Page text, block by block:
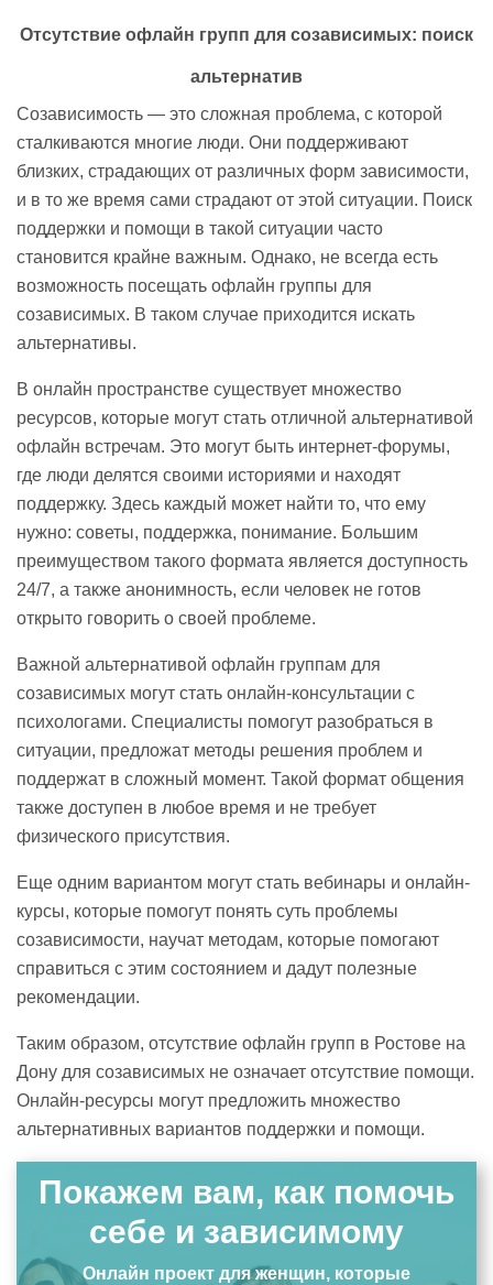
Отсутствие офлайн групп для созависимых: поиск
альтернатив
Созависимость — это сложная проблема, с которой
сталкиваются многие люди. Они поддерживают
близких, страдающих от различных форм зависимости,
и в то же время сами страдают от этой ситуации. Поиск
поддержки и помощи в такой ситуации часто
становится крайне важным. Однако, не всегда есть
возможность посещать офлайн группы для
созависимых. В таком случае приходится искать
альтернативы.
В онлайн пространстве существует множество
ресурсов, которые могут стать отличной альтернативой
офлайн встречам. Это могут быть интернет-форумы,
где люди делятся своими историями и находят
поддержку. Здесь каждый может найти то, что ему
нужно: советы, поддержка, понимание. Большим
преимуществом такого формата является доступность
24/7, а также анонимность, если человек не готов
открыто говорить о своей проблеме.
Важной альтернативой офлайн группам для
созависимых могут стать онлайн-консультации с
психологами. Специалисты помогут разобраться в
ситуации, предложат методы решения проблем и
поддержат в сложный момент. Такой формат общения
также доступен в любое время и не требует
физического присутствия.
Еще одним вариантом могут стать вебинары и онлайн-
курсы, которые помогут понять суть проблемы
созависимости, научат методам, которые помогают
справиться с этим состоянием и дадут полезные
рекомендации.
Таким образом, отсутствие офлайн групп в Ростове на
Дону для созависимых не означает отсутствие помощи.
Онлайн-ресурсы могут предложить множество
альтернативных вариантов поддержки и помощи.
Покажем вам, как помочь
себе и зависимому
Онлайн проект для женщин, которые